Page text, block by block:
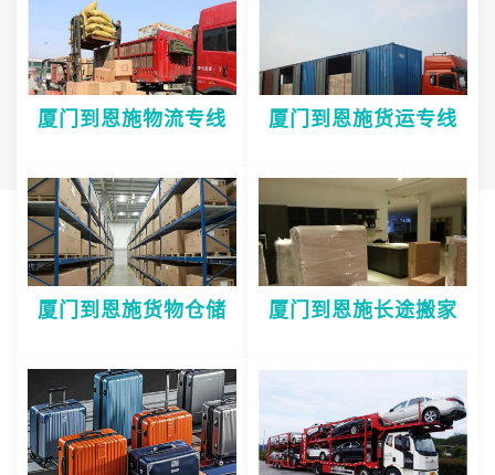
厦门到恩施物流专线 厦门到恩施货运专线
厦门到恩施货物仓储 厦门到恩施长途搬家